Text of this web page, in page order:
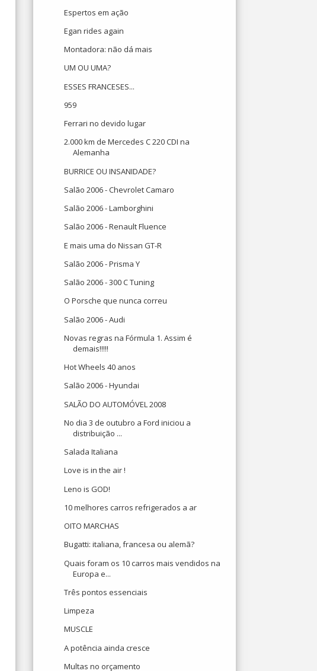
Espertos em ação
Egan rides again
Montadora: não dá mais
UM OU UMA?
ESSES FRANCESES...
959
Ferrari no devido lugar
2.000 km de Mercedes C 220 CDI na
Alemanha
BURRICE OU INSANIDADE?
Salão 2006 - Chevrolet Camaro
Salão 2006 - Lamborghini
Salão 2006 - Renault Fluence
E mais uma do Nissan GT-R
Salão 2006 - Prisma Y
Salão 2006 - 300 C Tuning
O Porsche que nunca correu
Salão 2006 - Audi
Novas regras na Fórmula 1. Assim é
demais!!!!!
Hot Wheels 40 anos
Salão 2006 - Hyundai
SALÃO DO AUTOMÓVEL 2008
No dia 3 de outubro a Ford iniciou a
distribuição ...
Salada Italiana
Love is in the air !
Leno is GOD!
10 melhores carros refrigerados a ar
OITO MARCHAS
Bugatti: italiana, francesa ou alemã?
Quais foram os 10 carros mais vendidos na
Europa e...
Três pontos essenciais
Limpeza
MUSCLE
A potência ainda cresce
Multas no orçamento